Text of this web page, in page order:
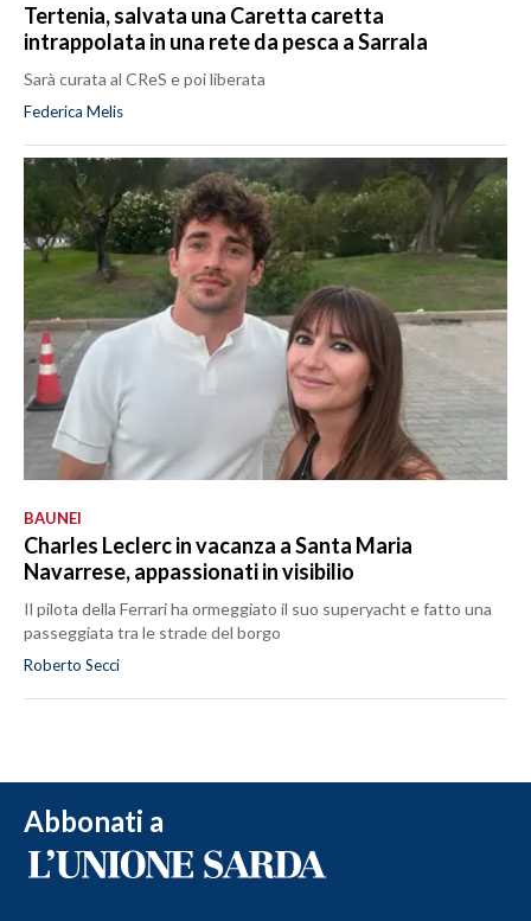
Tertenia, salvata una Caretta caretta
intrappolata in una rete da pesca a Sarrala
Sarà curata al CReS e poi liberata
Federica Melis
BAUNEI
Charles Leclerc in vacanza a Santa Maria
Navarrese, appassionati in visibilio
Il pilota della Ferrari ha ormeggiato il suo superyacht e fatto una
passeggiata tra le strade del borgo
Roberto Secci
Abbonati a